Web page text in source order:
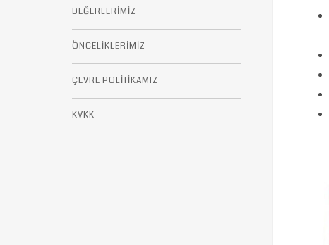
DEĞERLERİMİZ
ÖNCELİKLERİMİZ
ÇEVRE POLİTİKAMIZ
KVKK